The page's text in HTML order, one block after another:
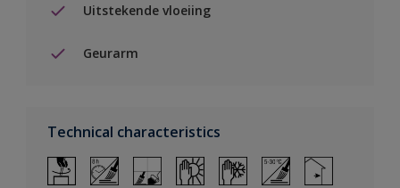
Uitstekende vloeiing
Geurarm
Technical characteristics